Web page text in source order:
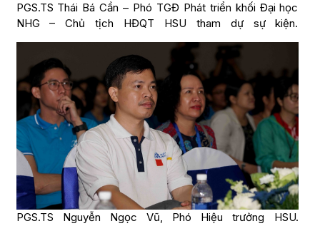
PGS.TS Thái Bá Cần – Phó TGĐ Phát triển khối Đại học
NHG – Chủ tịch HĐQT HSU tham dự sự kiện.
PGS.TS Nguyễn Ngọc Vũ, Phó Hiệu trưởng HSU.